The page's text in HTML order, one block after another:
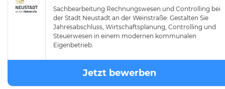
Sachbearbeitung Rechnungswesen und Controlling bei
der Stadt Neustadt an der Weinstraße: Gestalten Sie
Jahresabschluss, Wirtschaftsplanung, Controlling und
Steuerwesen in einem modernen kommunalen
Eigenbetrieb.
Jetzt bewerben